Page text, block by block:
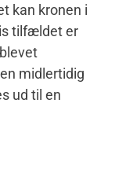
kan kronen i
tilfældet er
midlertidig
ud til en